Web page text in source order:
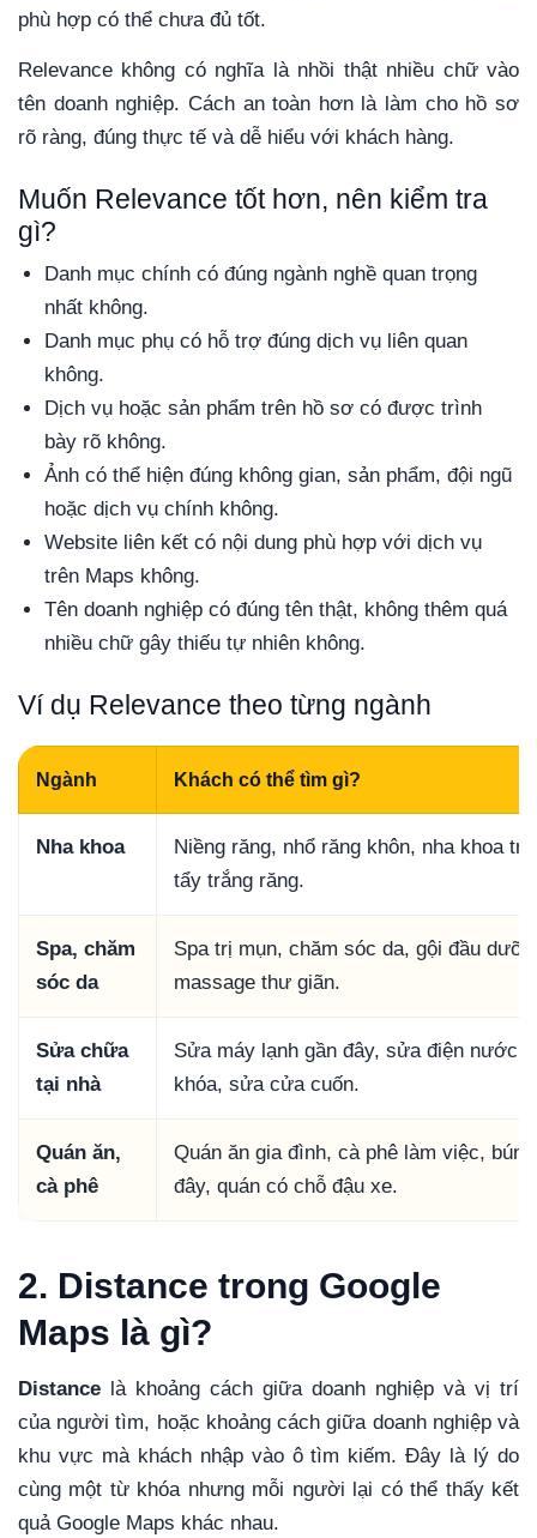
phù hợp có thể chưa đủ tốt.
Relevance không có nghĩa là nhồi thật nhiều chữ vào
tên doanh nghiệp. Cách an toàn hơn là làm cho hồ sơ
rõ ràng, đúng thực tế và dễ hiểu với khách hàng.
Muốn Relevance tốt hơn, nên kiểm tra
gì?
Danh mục chính có đúng ngành nghề quan trọng
nhất không.
Danh mục phụ có hỗ trợ đúng dịch vụ liên quan
không.
Dịch vụ hoặc sản phẩm trên hồ sơ có được trình
bày rõ không.
Ảnh có thể hiện đúng không gian, sản phẩm, đội ngũ
hoặc dịch vụ chính không.
Website liên kết có nội dung phù hợp với dịch vụ
trên Maps không.
Tên doanh nghiệp có đúng tên thật, không thêm quá
nhiều chữ gây thiếu tự nhiên không.
Ví dụ Relevance theo từng ngành
Ngành Khách có thể tìm gì?
Nha khoa
Niềng răng, nhổ răng khôn, nha khoa
tẩy trắng răng.
Spa, chăm
sóc da
Spa trị mụn, chăm sóc da, gội đầu
massage thư giãn.
Sửa chữa
tại nhà
Sửa máy lạnh gần đây, sửa điện nước,
khóa, sửa cửa cuốn.
Quán ăn,
cà phê
Quán ăn gia đình, cà phê làm việc, bún
đây, quán có chỗ đậu xe.
2. Distance trong Google
Maps là gì?
Distance là khoảng cách giữa doanh nghiệp và vị trí
của người tìm, hoặc khoảng cách giữa doanh nghiệp và
khu vực mà khách nhập vào ô tìm kiếm. Đây là lý do
cùng một từ khóa nhưng mỗi người lại có thể thấy kết
quả Google Maps khác nhau.